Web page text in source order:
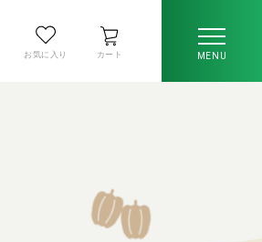
お気に入り カート MENU